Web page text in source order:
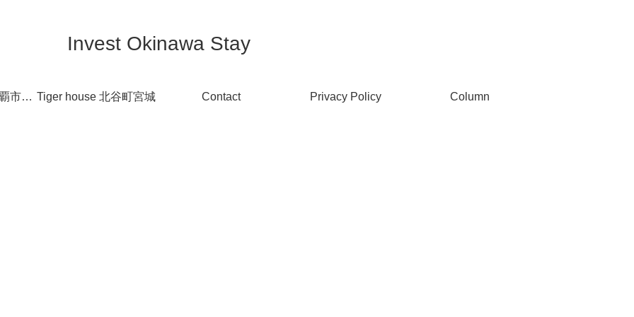
Invest Okinawa Stay
Duplex Makshi 那覇市牧志 Tiger house 北谷町宮城 Contact Privacy Policy Column